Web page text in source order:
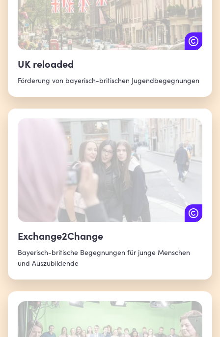
UK reloaded
Förderung von bayerisch-britischen Jugendbegegnungen
Exchange2Change
Bayerisch-britische Begegnungen für junge Menschen
und Auszubildende